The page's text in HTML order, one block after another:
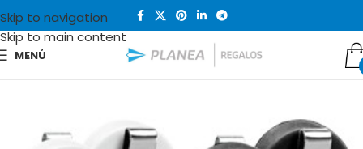
Skip to navigation
Skip to main content
MENÚ